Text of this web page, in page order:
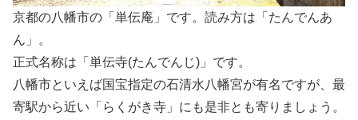
京都の八幡市の「単伝庵」です。読み方は「たんでんあ
ん」。
正式名称は「単伝寺(たんでんじ)」です。
八幡市といえば国宝指定の石清水八幡宮が有名ですが、最
寄駅から近い「らくがき寺」にも是非とも寄りましょう。